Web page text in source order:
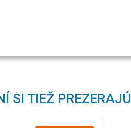
SI TIEŽ PREZERAJÚ